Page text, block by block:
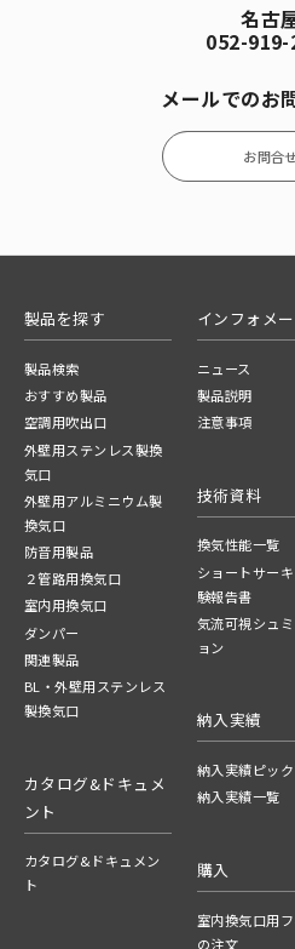
名古
052-919-
メールでのお
お問合せ
製品を探す
製品検索
おすすめ製品
空調用吹出口
外壁用ステンレス製換
気口
外壁用アルミニウム製
換気口
防音用製品
２管路用換気口
室内用換気口
ダンパー
関連製品
BL・外壁用ステンレス
製換気口
カタログ&ドキュメ
ント
カタログ&ドキュメン
ト
インフォメ
ニュース
製品説明
注意事項
技術資料
換気性能一覧
ショートサー
験報告書
気流可視シュ
ョン
納入実績
納入実績ピッ
納入実績一覧
購入
室内換気口用
の注文